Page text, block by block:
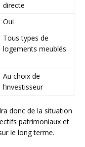
directe
Oui
Tous types de
logements meublés
Au choix de
l’investisseur
donc de la situation
patrimoniaux et
le long terme.